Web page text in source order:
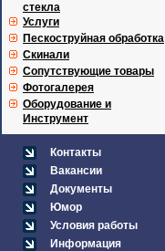
стекла
Услуги
Пескоструйная обработка
Скинали
Сопутствующие товары
Фотогалерея
Оборудование и
Инструмент
Контакты
Вакансии
Документы
Юмор
Условия работы
Информация